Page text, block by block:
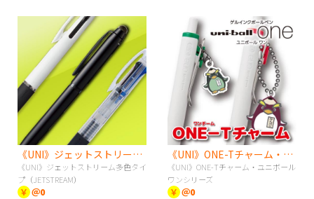
《UNI》ジェットストリーム多色タイプ（JETSTREAM）
《UNI》ジェットストリーム多色タイ
プ（JETSTREAM）
￥ ＠0
《UNI》ONE-Tチャーム・ユニボールワンシリーズ
《UNI》ONE-Tチャーム・ユニボール
ワンシリーズ
￥ ＠0